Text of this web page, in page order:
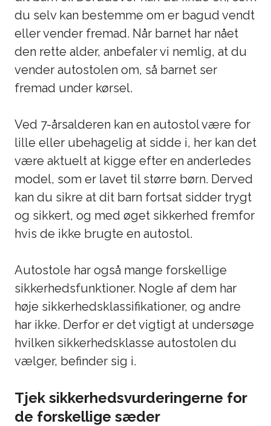
du selv kan bestemme om er bagud vendt
eller vender fremad. Når barnet har nået
den rette alder, anbefaler vi nemlig, at du
vender autostolen om, så barnet ser
fremad under kørsel.
Ved 7-årsalderen kan en autostol være for
lille eller ubehagelig at sidde i, her kan det
være aktuelt at kigge efter en anderledes
model, som er lavet til større børn. Derved
kan du sikre at dit barn fortsat sidder trygt
og sikkert, og med øget sikkerhed fremfor
hvis de ikke brugte en autostol.
Autostole har også mange forskellige
sikkerhedsfunktioner. Nogle af dem har
høje sikkerhedsklassifikationer, og andre
har ikke. Derfor er det vigtigt at undersøge
hvilken sikkerhedsklasse autostolen du
vælger, befinder sig i.
Tjek sikkerhedsvurderingerne for
de forskellige sæder